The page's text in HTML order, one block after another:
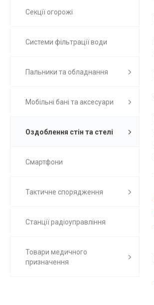
Секції огорожі
Системи фільтрації води
Пальники та обладнання
Мобільні бані та аксесуари
Оздоблення стін та стелі
Смартфони
Тактичне спорядження
Станції радіоуправління
Товари медичного
призначення